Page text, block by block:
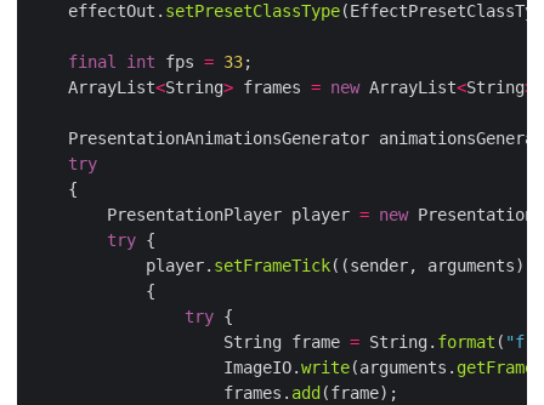
    effectOut.
setPresetClassType
final int fps = 33
    ArrayList
<String> frames = new ArrayList<String>
PresentationAnimationsGenerator
try
        PresentationPlayer player
= new
try
            player.
setFrameTick((sender, arguments)
try
                    String frame
= String. format (
                    ImageIO.
write(arguments. getFrame
                    frames.
add